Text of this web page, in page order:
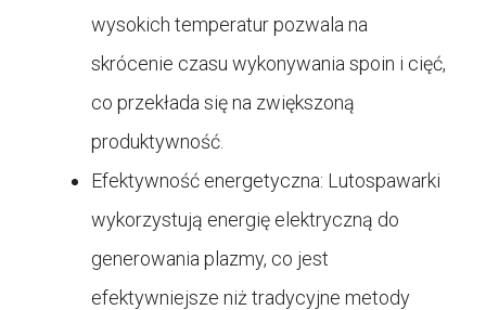
wysokich temperatur pozwala na
skrócenie czasu wykonywania spoin i cięć,
co przekłada się na zwiększoną
produktywność.
Efektywność energetyczna: Lutospawarki
wykorzystują energię elektryczną do
generowania plazmy, co jest
efektywniejsze niż tradycyjne metody